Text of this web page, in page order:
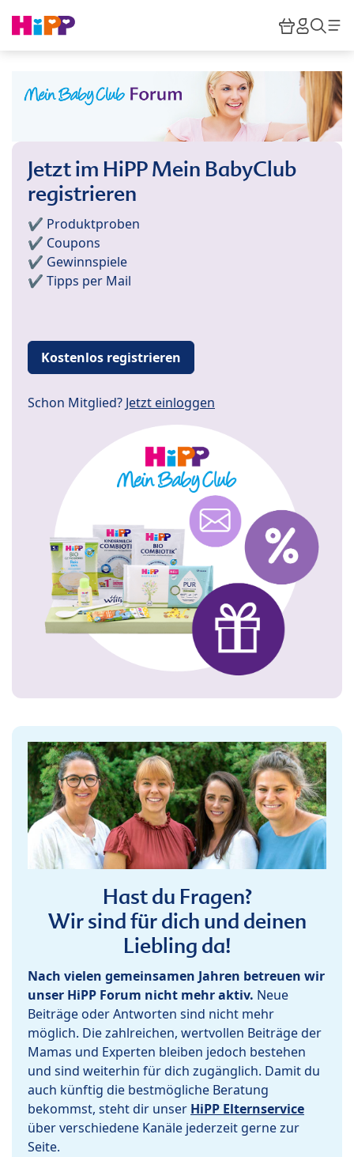
HiPP
Jetzt im HiPP Mein BabyClub
registrieren
✔️ Produktproben
✔️ Coupons
✔️ Gewinnspiele
✔️ Tipps per Mail
Kostenlos registrieren
Schon Mitglied? Jetzt einloggen
Hast du Fragen?
Wir sind für dich und deinen
Liebling da!
Nach vielen gemeinsamen Jahren betreuen wir
unser HiPP Forum nicht mehr aktiv. Neue
Beiträge oder Antworten sind nicht mehr
möglich. Die zahlreichen, wertvollen Beiträge der
Mamas und Experten bleiben jedoch bestehen
und sind weiterhin für dich zugänglich. Damit du
auch künftig die bestmögliche Beratung
bekommst, steht dir unser HiPP Elternservice
über verschiedene Kanäle jederzeit gerne zur
Seite.